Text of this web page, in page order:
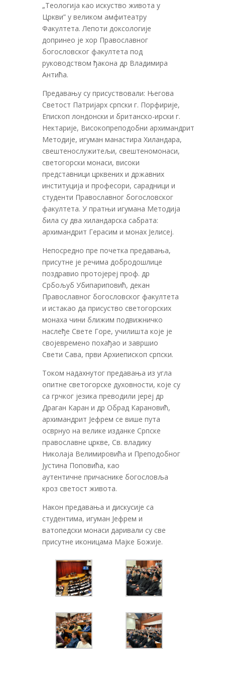
„Теологија као искуство живота у
Цркви” у великом амфитеатру
Факултета. Лепоти доксологије
допринео је хор Православног
богословског факултета под
руководством ђакона др Владимира
Антића.
Предавању су присуствовали: Његова
Светост Патријарх српски г. Порфирије,
Епископ лондонски и британско-ирски г.
Нектарије, Високопреподобни архимандрит
Методије, игуман манастира Хиландара,
свештенослужитељи, свештеномонаси,
светогорски монаси, високи
представници црквених и државних
институција и професори, сарадници и
студенти Православног богословског
факултета. У пратњи игумана Методија
била су два хиландарска сабрата:
архимандрит Герасим и монах Јелисеј.
Непосредно пре почетка предавања,
присутне је речима добродошлице
поздравио протојереј проф. др
Србољуб Убипариповић, декан
Православног богословског факултета
и истакао да присуство светогорских
монаха чини ближим подвижничко
наслеђе Свете Горе, училишта које је
својевремено похађао и завршио
Свети Сава, први Архиепископ српски.
Током надахнутог предавања из угла
опитне светогорске духовности, које су
са грчког језика преводили јереј др
Драган Каран и др Обрад Карановић,
архимандрит Јефрем се више пута
осврнуо на велике изданке Српске
православне цркве, Св. владику
Николаја Велимировића и Преподобног
Јустина Поповића, као
аутентичне причаснике богословља
кроз светост живота.
Након предавања и дискусије са
студентима, игуман Јефрем и
ватопедски монаси даривали су све
присутне иконицама Мајке Божије.